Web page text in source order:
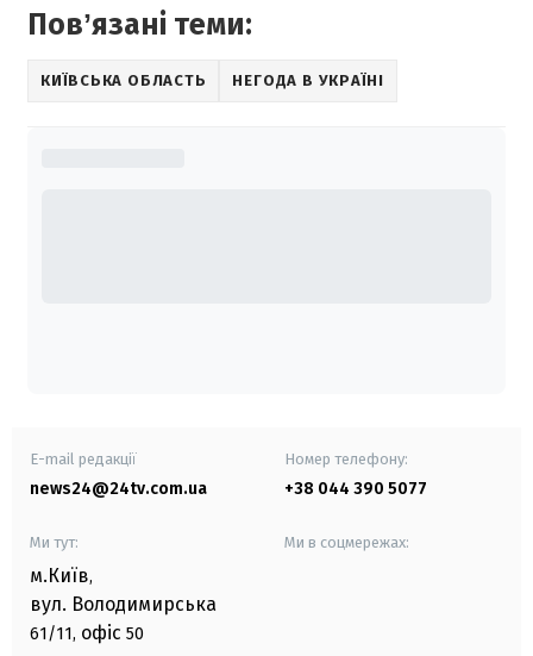
Повʼязані теми:
КИЇВСЬКА ОБЛАСТЬ НЕГОДА В УКРАЇНІ
E-mail редакції
news24@24tv.com.ua
Номер телефону:
+38 044 390 5077
Ми тут:
м.Київ,
вул. Володимирська
61/11, офіс 50
Ми в соцмережах: